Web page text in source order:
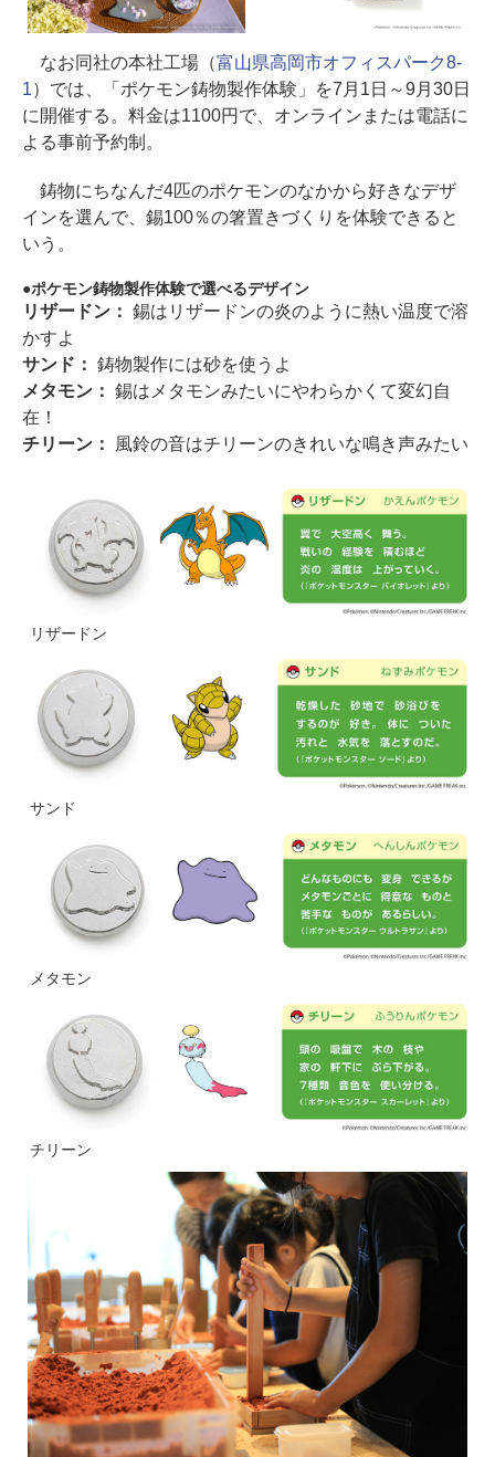
なお同社の本社工場（富山県高岡市オフィスパーク8-
1）では、「ポケモン鋳物製作体験」を7月1日～9月30日
に開催する。料金は1100円で、オンラインまたは電話に
よる事前予約制。
鋳物にちなんだ4匹のポケモンのなかから好きなデザ
インを選んで、錫100％の箸置きづくりを体験できると
いう。
ポケモン鋳物製作体験で選べるデザイン
リザードン： 錫はリザードンの炎のように熱い温度で溶
かすよ
サンド： 鋳物製作には砂を使うよ
メタモン： 錫はメタモンみたいにやわらかくて変幻自
在！
チリーン：
風鈴の音はチリーンのきれいな鳴き声みたい
リザードン
サンド
メタモン
チリーン